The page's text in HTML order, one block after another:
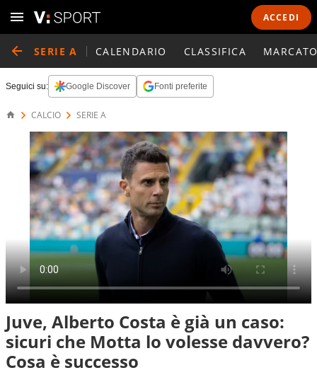
ACCEDI
SERIE A CALENDARIO CLASSIFICA
Seguici su: Google Discover Fonti preferite
CALCIO SERIE A
Juve, Alberto Costa è già un caso:
sicuri che Motta lo volesse davvero?
Cosa è successo